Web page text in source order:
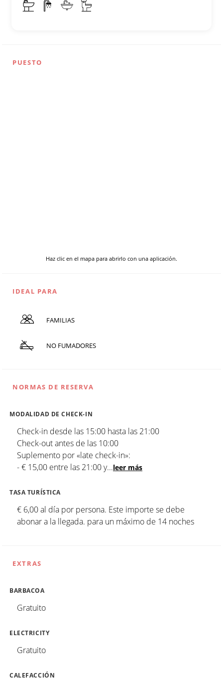
PUESTO
Haz clic en el mapa para abrirlo con una aplicación.
IDEAL PARA
FAMILIAS
NO FUMADORES
NORMAS DE RESERVA
MODALIDAD DE CHECK-IN
Check-in desde las 15:00 hasta las 21:00
Check-out antes de las 10:00
Suplemento por «late check-in»:
- € 15,00 entre las 21:00 y...leer más
TASA TURÍSTICA
€ 6,00 al día por persona. Este importe se debe
abonar a la llegada. para un máximo de 14 noches
EXTRAS
BARBACOA
Gratuito
ELECTRICITY
Gratuito
CALEFACCIÓN